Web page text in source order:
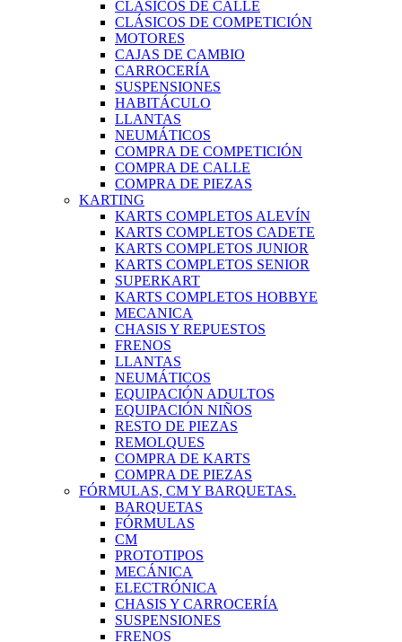
CLÁSICOS DE CALLE
CLÁSICOS DE COMPETICIÓN
MOTORES
CAJAS DE CAMBIO
CARROCERÍA
SUSPENSIONES
HABITÁCULO
LLANTAS
NEUMÁTICOS
COMPRA DE COMPETICIÓN
COMPRA DE CALLE
COMPRA DE PIEZAS
KARTING
KARTS COMPLETOS ALEVÍN
KARTS COMPLETOS CADETE
KARTS COMPLETOS JUNIOR
KARTS COMPLETOS SENIOR
SUPERKART
KARTS COMPLETOS HOBBYE
MECANICA
CHASIS Y REPUESTOS
FRENOS
LLANTAS
NEUMÁTICOS
EQUIPACIÓN ADULTOS
EQUIPACIÓN NIÑOS
RESTO DE PIEZAS
REMOLQUES
COMPRA DE KARTS
COMPRA DE PIEZAS
FÓRMULAS, CM Y BARQUETAS.
BARQUETAS
FÓRMULAS
CM
PROTOTIPOS
MECÁNICA
ELECTRÓNICA
CHASIS Y CARROCERÍA
SUSPENSIONES
FRENOS